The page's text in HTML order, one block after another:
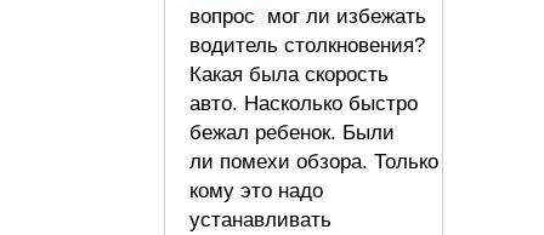
вопрос мог ли избежать
водитель столкновения?
Какая была скорость
авто. Насколько быстро
бежал ребенок. Были
ли помехи обзора. Только
кому это надо
устанавливать